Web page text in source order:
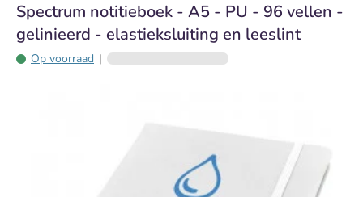
Spectrum notitieboek - A5 - PU - 96 vellen -
gelinieerd - elastieksluiting en leeslint
Op voorraad |